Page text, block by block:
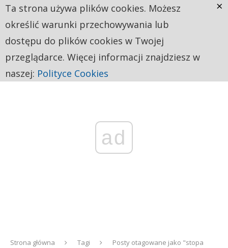
ad
Strona główna Tagi
Posty otagowane jako "stopa
Ta strona używa plików cookies. Możesz
określić warunki przechowywania lub
dostępu do plików cookies w Twojej
przeglądarce. Więcej informacji znajdziesz w
naszej: Polityce Cookies
×